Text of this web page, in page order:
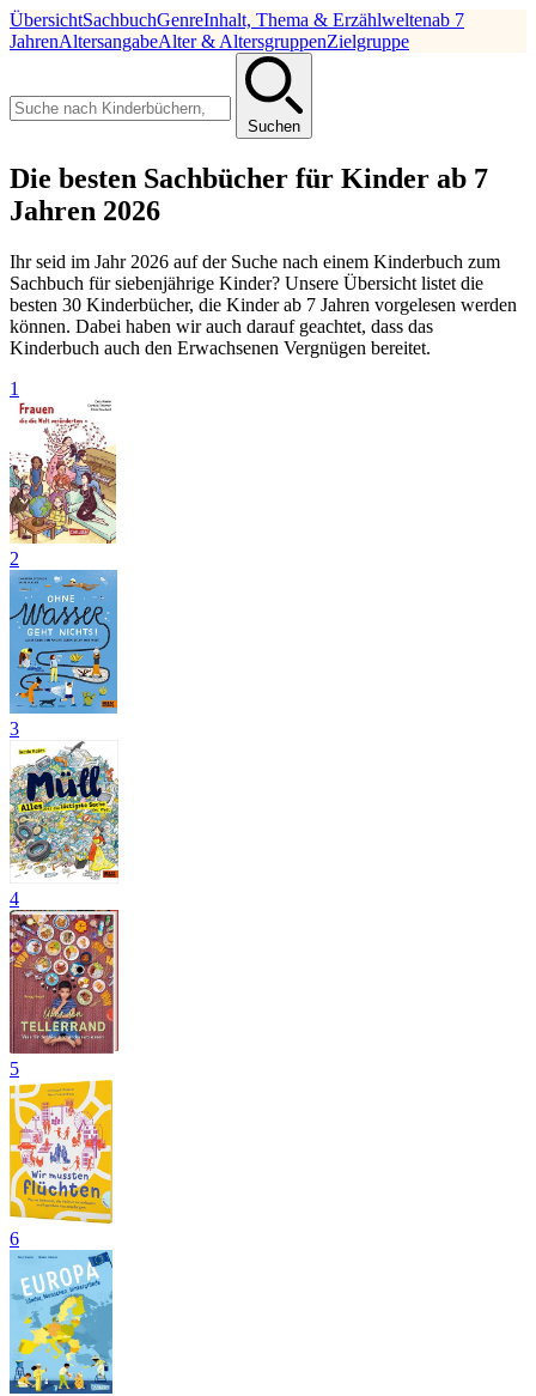
ÜbersichtSachbuchGenreInhalt, Thema & Erzählweltenab 7
JahrenAltersangabeAlter & AltersgruppenZielgruppe
Suchen
Die besten Sachbücher für Kinder ab 7
Jahren 2026
Ihr seid im Jahr 2026 auf der Suche nach einem Kinderbuch zum
Sachbuch für siebenjährige Kinder? Unsere Übersicht listet die
besten 30 Kinderbücher, die Kinder ab 7 Jahren vorgelesen werden
können. Dabei haben wir auch darauf geachtet, dass das
Kinderbuch auch den Erwachsenen Vergnügen bereitet.
1
2
3
4
5
6